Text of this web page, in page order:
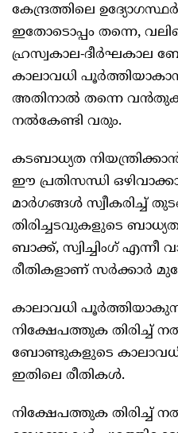
കേന്ദ്രത്തിലെ
ഇതോടൊപ്പം തന്നെ,
ഹ്രസ്വകാല-ദീര്‍ഘകാല
കാലാവധി
അതിനാല്‍ തന്നെ വന്‍തുക
നല്‍കേണ്ടി വരും.
കടബാധ്യത
ഈ പ്രതിസന്ധി
മാര്‍ഗങ്ങള്‍ സ്വീകരിച്ച്
തിരിച്ചടവുകളുടെ
ബാക്ക്, സ്വിച്ചിംഗ് എന്നീ
രീതികളാണ് സര്‍ക്കാര്‍
കാലാവധി
നിക്ഷേപത്തുക തിരിച്ച്
ബോണ്ടുകളുടെ കാലാവധി
ഇതിലെ രീതികള്‍.
നിക്ഷേപത്തുക തിരിച്ച്